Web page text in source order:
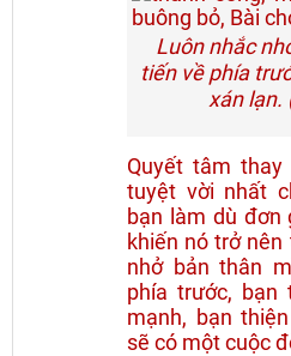
Luôn nhắc
tiến về phía
xán lạn.
Quyết tâm
tuyệt vời nhất
bạn làm dù đơn
khiến nó trở
nhở bản thân
phía trước, bạn
mạnh, bạn
sẽ có một cuộc